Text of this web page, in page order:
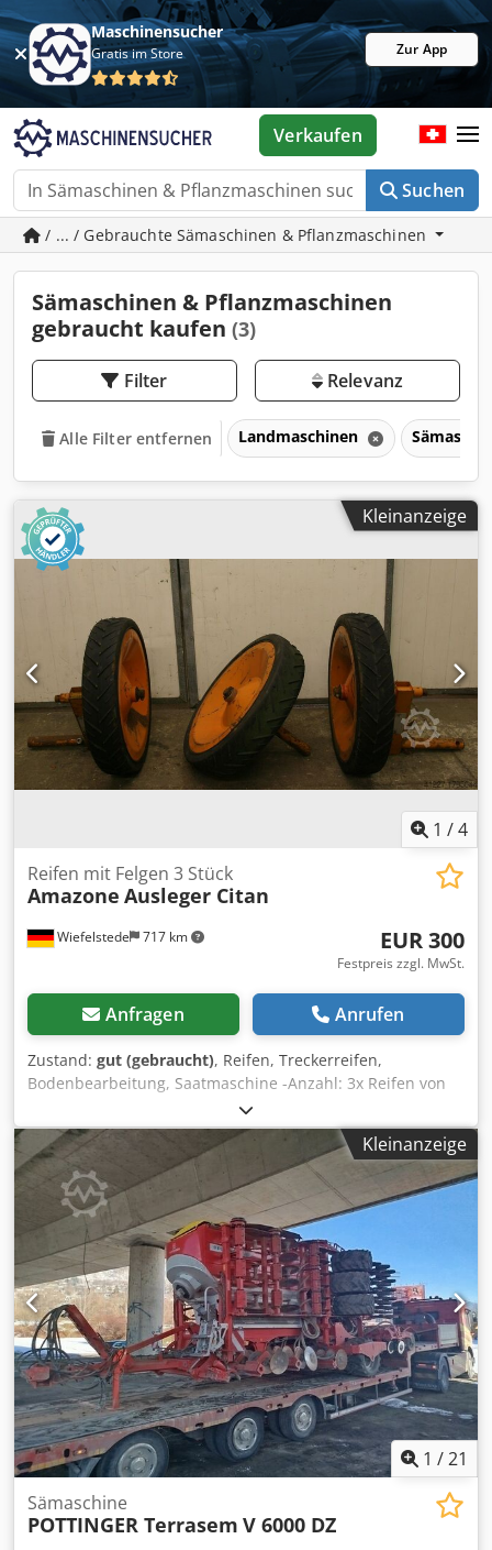
Maschinensucher
Gratis im Store Zur App
Suchen
Verkaufen
/ ... / Gebrauchte Sämaschinen & Pflanzmaschinen
Sämaschinen & Pflanzmaschinen
gebraucht kaufen (3)
Filter Relevanz
Alle Filter entfernen Landmaschinen
Kleinanzeige
1 /4
Wiefelstede 717 km
Reifen mit Felgen 3 Stück
Amazone Ausleger Citan
EUR 300
Festpreis zzgl. MwSt.
Anfragen Anrufen
Zustand: gut (gebraucht), Reifen, Treckerreifen,
Bodenbearbeitung, Saatmaschine -Anzahl: 3x Reifen von
einer Amazone Saatmaschine -Reifengrösse -Nabe: Ø 40
mm -Abmessung: Ø 750 Dkedpfx Asb A E Ufekijr -
Komplettpreis: für 3 Reifen -Gewicht: 51 kg/StückKleinanzeige
1 /21
Sämaschine
POTTINGER Terrasem V 6000 DZ